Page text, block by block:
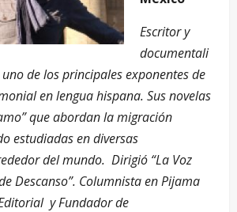
Escritor y
documentali
de los principales exponentes de
en lengua hispana. Sus novelas
que abordan la migración
estudiadas en diversas
del mundo. Dirigió “La Voz
Descanso”. Columnista en Pijama
y Fundador de